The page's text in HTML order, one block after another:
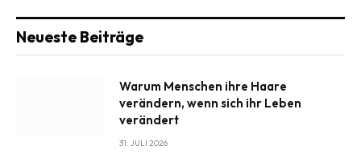
Neueste Beiträge
Warum Menschen ihre Haare
verändern, wenn sich ihr Leben
verändert
31. JULI 2026